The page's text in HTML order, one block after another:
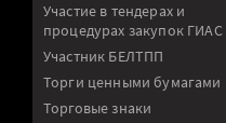
Участие в тендерах и
процедурах закупок ГИАС
Участник БЕЛТПП
Торги ценными бумагами
Торговые знаки